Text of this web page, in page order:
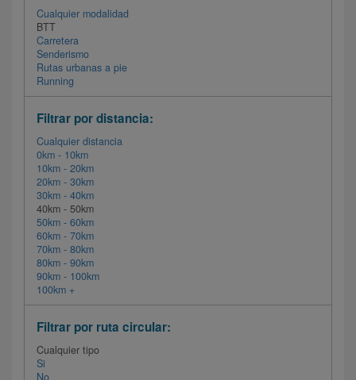
Cualquier modalidad
BTT
Carretera
Senderismo
Rutas urbanas a pie
Running
Filtrar por distancia:
Cualquier distancia
0km - 10km
10km - 20km
20km - 30km
30km - 40km
40km - 50km
50km - 60km
60km - 70km
70km - 80km
80km - 90km
90km - 100km
100km +
Filtrar por ruta circular:
Cualquier tipo
Si
No